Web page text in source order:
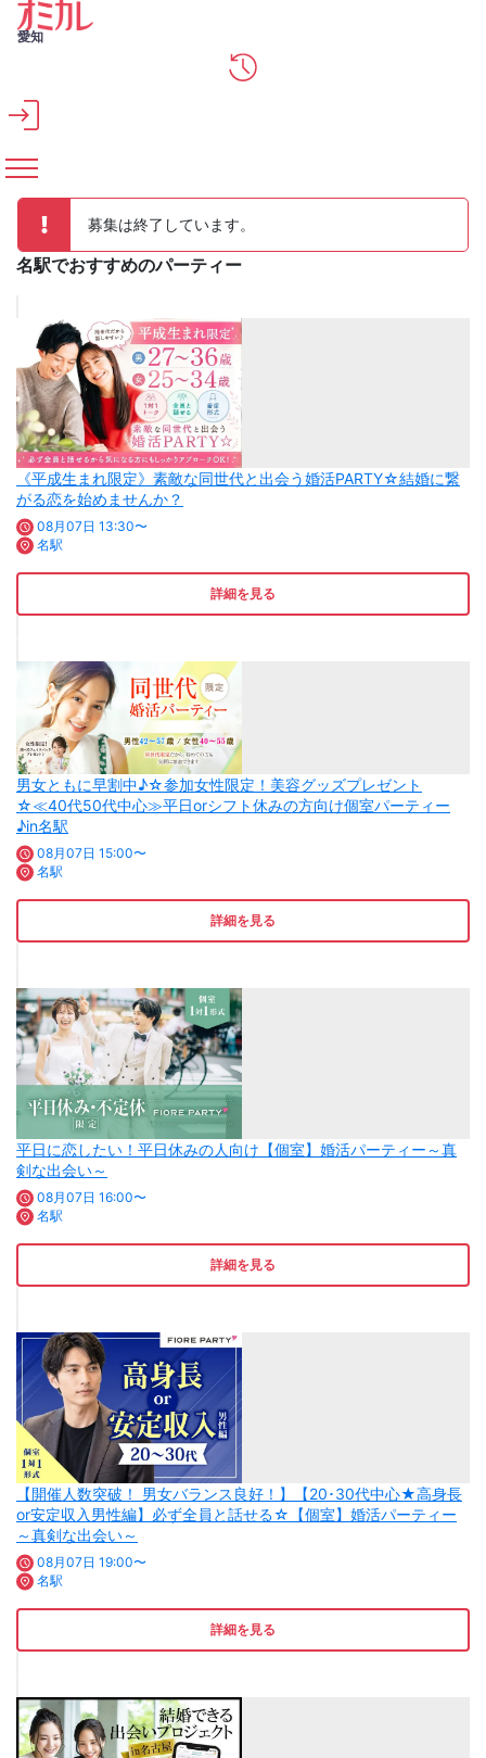
メインコンテンツへスキップ
愛知
募集は終了しています。
名駅でおすすめのパーティー
《平成生まれ限定》素敵な同世代と出会う婚活PARTY☆結婚に繋
がる恋を始めませんか？
08月07日 13:30〜
名駅
詳細を見る
男女ともに早割中♪☆参加女性限定！美容グッズプレゼント
☆≪40代50代中心≫平日orシフト休みの方向け個室パーティー
♪in名駅
08月07日 15:00〜
名駅
詳細を見る
平日に恋したい！平日休みの人向け【個室】婚活パーティー～真
剣な出会い～
08月07日 16:00〜
名駅
詳細を見る
【開催人数突破！ 男女バランス良好！】【20･30代中心★高身長
or安定収入男性編】必ず全員と話せる☆【個室】婚活パーティー
～真剣な出会い～
08月07日 19:00〜
名駅
詳細を見る